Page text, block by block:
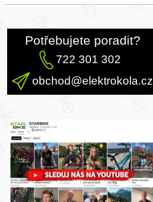
Potřebujete poradit?
722 301 302
obchod@elektrokola.cz